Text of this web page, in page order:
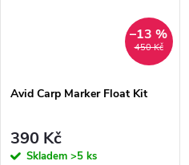
450 Kč
–13 %
Avid Carp Marker Float Kit
390 Kč
Skladem >5 ks